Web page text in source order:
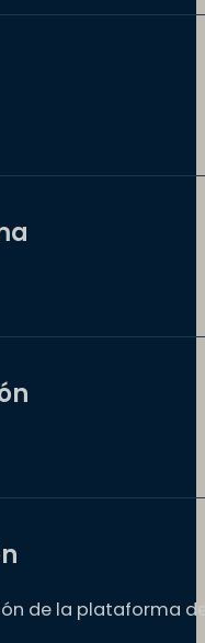
de la plataforma